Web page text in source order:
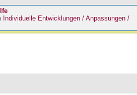
Individuelle Entwicklungen / Anpassungen /